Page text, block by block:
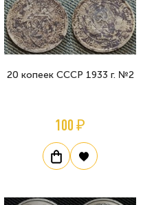
20 копеек СССР 1933 г. №2
100 ₽